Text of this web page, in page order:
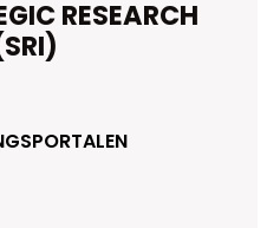
RESEARCH